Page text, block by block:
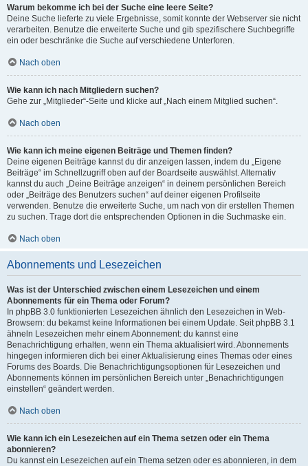
Warum bekomme ich bei der Suche eine leere Seite?
Deine Suche lieferte zu viele Ergebnisse, somit konnte der Webserver sie nicht
verarbeiten. Benutze die erweiterte Suche und gib spezifischere Suchbegriffe
ein oder beschränke die Suche auf verschiedene Unterforen.
Nach oben
Wie kann ich nach Mitgliedern suchen?
Gehe zur „Mitglieder“-Seite und klicke auf „Nach einem Mitglied suchen“.
Nach oben
Wie kann ich meine eigenen Beiträge und Themen finden?
Deine eigenen Beiträge kannst du dir anzeigen lassen, indem du „Eigene
Beiträge“ im Schnellzugriff oben auf der Boardseite auswählst. Alternativ
kannst du auch „Deine Beiträge anzeigen“ in deinem persönlichen Bereich
oder „Beiträge des Benutzers suchen“ auf deiner eigenen Profilseite
verwenden. Benutze die erweiterte Suche, um nach von dir erstellen Themen
zu suchen. Trage dort die entsprechenden Optionen in die Suchmaske ein.
Nach oben
Abonnements und Lesezeichen
Was ist der Unterschied zwischen einem Lesezeichen und einem
Abonnements für ein Thema oder Forum?
In phpBB 3.0 funktionierten Lesezeichen ähnlich den Lesezeichen in Web-
Browsern: du bekamst keine Informationen bei einem Update. Seit phpBB 3.1
ähneln Lesezeichen mehr einem Abonnement: du kannst eine
Benachrichtigung erhalten, wenn ein Thema aktualisiert wird. Abonnements
hingegen informieren dich bei einer Aktualisierung eines Themas oder eines
Forums des Boards. Die Benachrichtigungsoptionen für Lesezeichen und
Abonnements können im persönlichen Bereich unter „Benachrichtigungen
einstellen“ geändert werden.
Nach oben
Wie kann ich ein Lesezeichen auf ein Thema setzen oder ein Thema
abonnieren?
Du kannst ein Lesezeichen auf ein Thema setzen oder es abonnieren, in dem